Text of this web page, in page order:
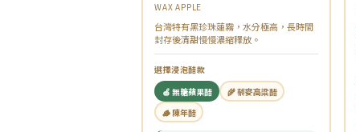
WAX APPLE
台灣特有黑珍珠蓮霧，水分極高，長時間
封存後清甜慢慢濃縮釋放。
選擇浸泡醋款
🍏 無糖蘋果醋
🌾 藜麥高粱醋
🪵 陳年醋